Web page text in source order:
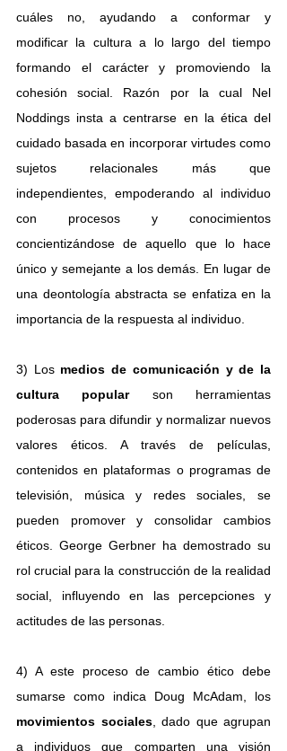
cuáles no, ayudando a conformar y
modificar la cultura a lo largo del tiempo
formando el carácter y promoviendo la
cohesión social. Razón por la cual Nel
Noddings insta a centrarse en la ética del
cuidado basada en incorporar virtudes como
sujetos relacionales más que
independientes, empoderando al individuo
con procesos y conocimientos
concientizándose de aquello que lo hace
único y semejante a los demás. En lugar de
una deontología abstracta se enfatiza en la
importancia de la respuesta al individuo.
3) Los medios de comunicación y de la
cultura popular son herramientas
poderosas para difundir y normalizar nuevos
valores éticos. A través de películas,
contenidos en plataformas o programas de
televisión, música y redes sociales, se
pueden promover y consolidar cambios
éticos. George Gerbner ha demostrado su
rol crucial para la construcción de la realidad
social, influyendo en las percepciones y
actitudes de las personas.
4) A este proceso de cambio ético debe
movimientos sociales, dado que agrupan
a individuos que comparten una visión